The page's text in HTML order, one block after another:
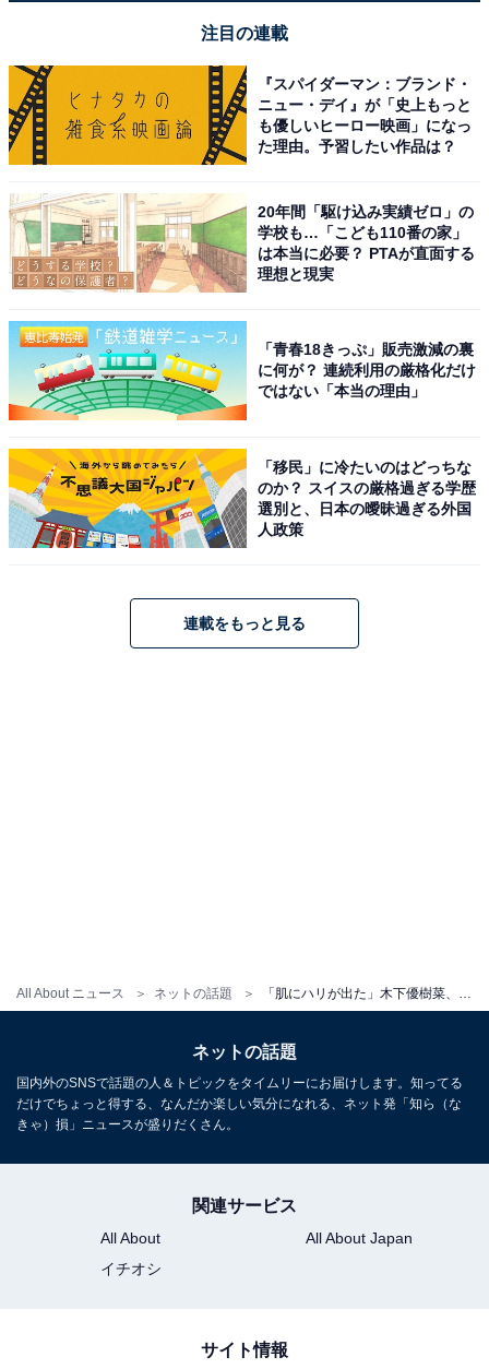
All About ニュース ネットの話題 「肌にハリが出た」木下優樹菜、シミ取りした肌を公開！ 「投稿見ると励まされます」「経過楽しみ」
注目の連載
『スパイダーマン：ブランド・
ニュー・デイ』が「史上もっと
も優しいヒーロー映画」になっ
た理由。予習したい作品は？
20年間「駆け込み実績ゼロ」の
学校も…「こども110番の家」
は本当に必要？ PTAが直面する
理想と現実
「青春18きっぷ」販売激減の裏
に何が？ 連続利用の厳格化だけ
ではない「本当の理由」
「移民」に冷たいのはどっちな
のか？ スイスの厳格過ぎる学歴
選別と、日本の曖昧過ぎる外国
人政策
連載をもっと見る
ネットの話題
国内外のSNSで話題の人＆トピックをタイムリーにお届けします。知ってる
だけでちょっと得する、なんだか楽しい気分になれる、ネット発「知ら（な
きゃ）損」ニュースが盛りだくさん。
関連サービス
All About
All About Japan
イチオシ
サイト情報